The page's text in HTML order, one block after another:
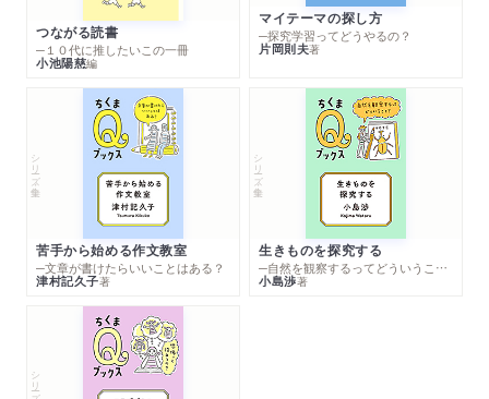
つながる読書
─１０代に推したいこの一冊
小池陽慈編
マイテーマの探し方
─探究学習ってどうやるの？
片岡則夫著
シリーズ・全集
苦手から始める作文教室
─文章が書けたらいいことはある？
津村記久子著
シリーズ・全集
生きものを探究する
─自然を観察するってどういうこと？
小島渉著
シリーズ・全集